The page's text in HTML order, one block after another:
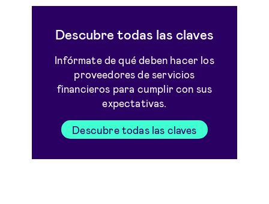
Descubre todas las claves
Infórmate de qué deben hacer los
proveedores de servicios
financieros para cumplir con sus
expectativas.
Descubre todas las claves